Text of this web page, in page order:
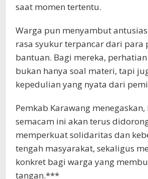
saat momen tertentu.
Warga pun menyambut
rasa syukur terpancar dari para
bantuan. Bagi mereka,
bukan hanya soal materi, tapi
kepedulian yang nyata dari
Pemkab Karawang
semacam ini akan terus
memperkuat solidaritas dan
tengah masyarakat, sekaligus
konkret bagi warga yang
tangan.***